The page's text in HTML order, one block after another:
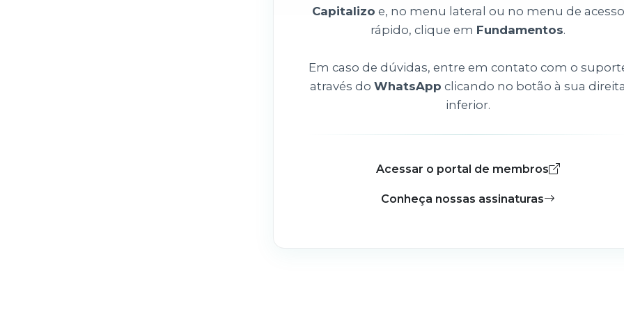
Capitalizo e, no menu lateral ou no menu de acesso
rápido, clique em Fundamentos.
Em caso de dúvidas, entre em contato com o
através do WhatsApp clicando no botão à sua
inferior.
Acessar o portal de membros
Conheça nossas assinaturas